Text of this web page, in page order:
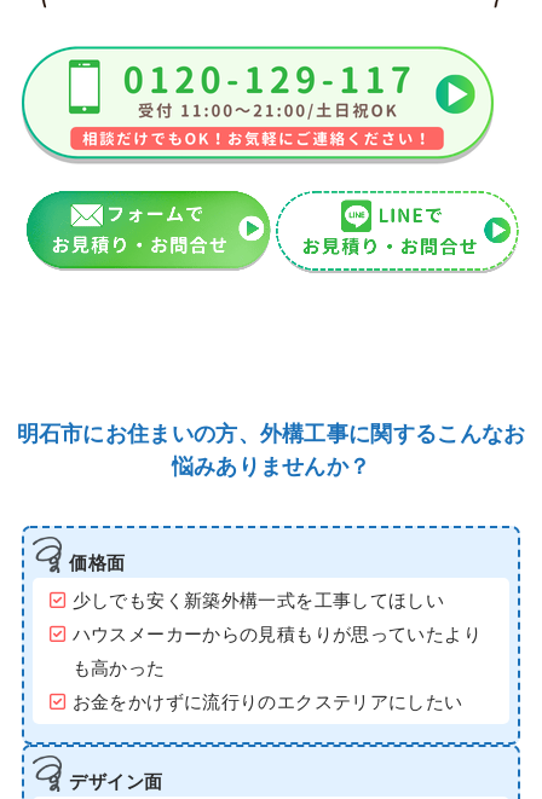
明石市にお住まいの方、外構工事に関するこんなお
悩みありませんか？
価格面
少しでも安く新築外構一式を工事してほしい
ハウスメーカーからの見積もりが思っていたより
も高かった
お金をかけずに流行りのエクステリアにしたい
デザイン面